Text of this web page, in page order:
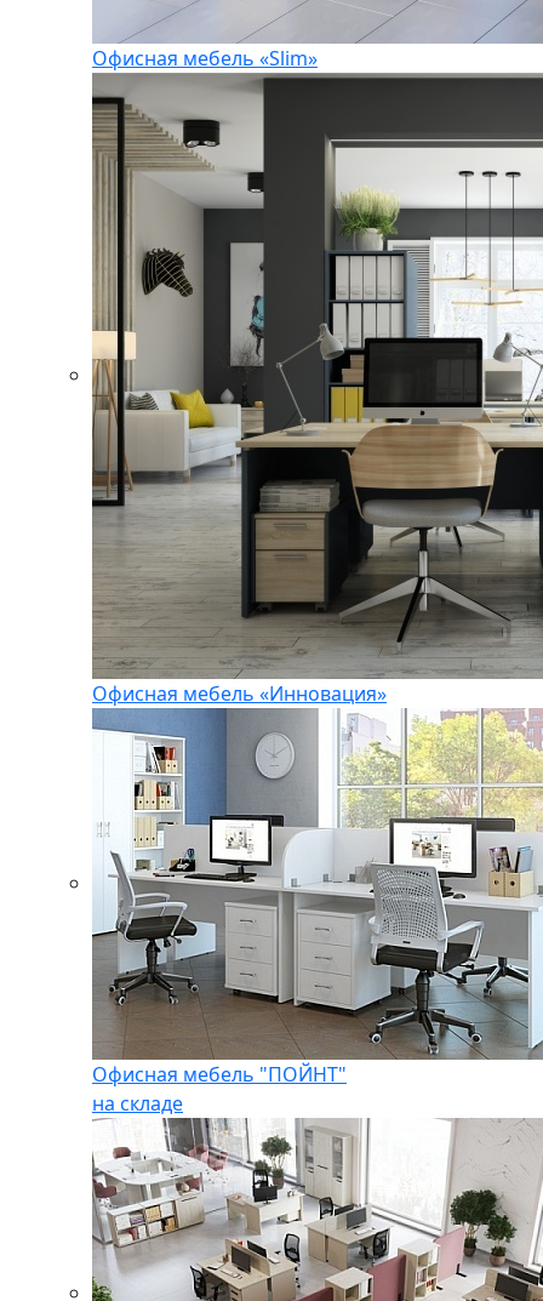
Офисная мебель «Slim»
Офисная мебель «Инновация»
Офисная мебель "ПОЙНТ"
на складе